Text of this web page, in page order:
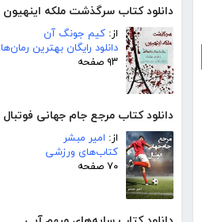
دانلود کتاب سرگذشت ملکه اینهیون
از: کیم جونگ آن
دانلود رایگان بهترین رمان‌ها
۹۳ صفحه
دانلود کتاب مرجع جام جهانی فوتبال
از: امیر مبشر
کتاب‌های ورزشی
۷۰ صفحه